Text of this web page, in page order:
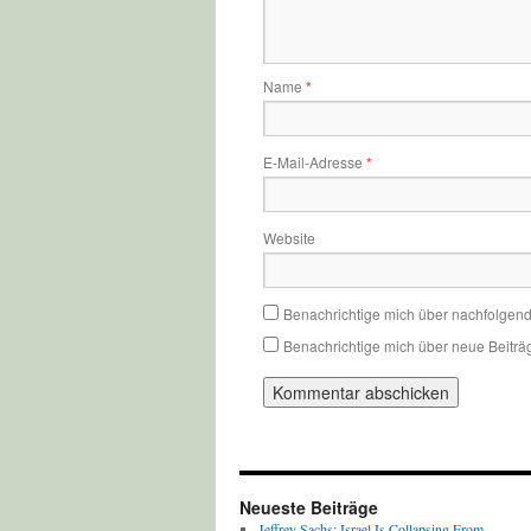
Name *
E-Mail-Adresse *
Website
Benachrichtige mich über
Benachrichtige mich über neue
Neueste Beiträge